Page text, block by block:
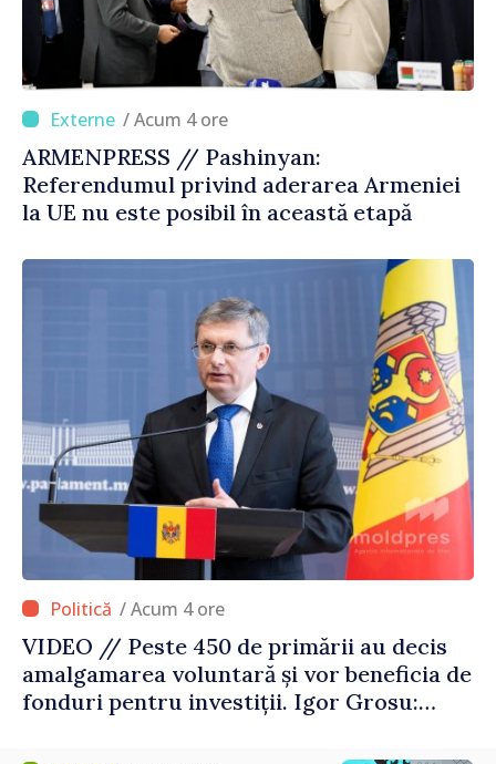
/ Acum 4 ore
ARMENPRESS // Pashinyan:
Referendumul privind aderarea Armeniei
la UE nu este posibil în această etapă
/ Acum 4 ore
VIDEO // Peste 450 de primării au decis
amalgamarea voluntară și vor beneficia de
fonduri pentru investiții. Igor Grosu:
dăm o șansă localităților să se dezvolte”